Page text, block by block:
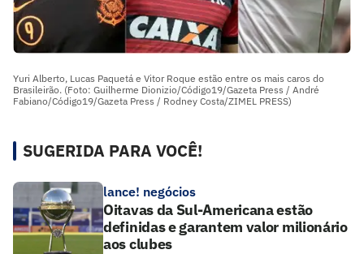
Yuri Alberto, Lucas Paquetá e Vitor Roque estão entre os mais caros do
Brasileirão. (Foto: Guilherme Dionizio/Código19/Gazeta Press / André
Fabiano/Código19/Gazeta Press / Rodney Costa/ZIMEL PRESS)
SUGERIDA PARA VOCÊ!
lance! negócios
Oitavas da Sul-Americana estão
definidas e garantem valor milionário
aos clubes